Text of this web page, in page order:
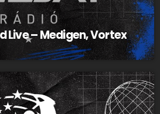
Live – Medigen, Vortex